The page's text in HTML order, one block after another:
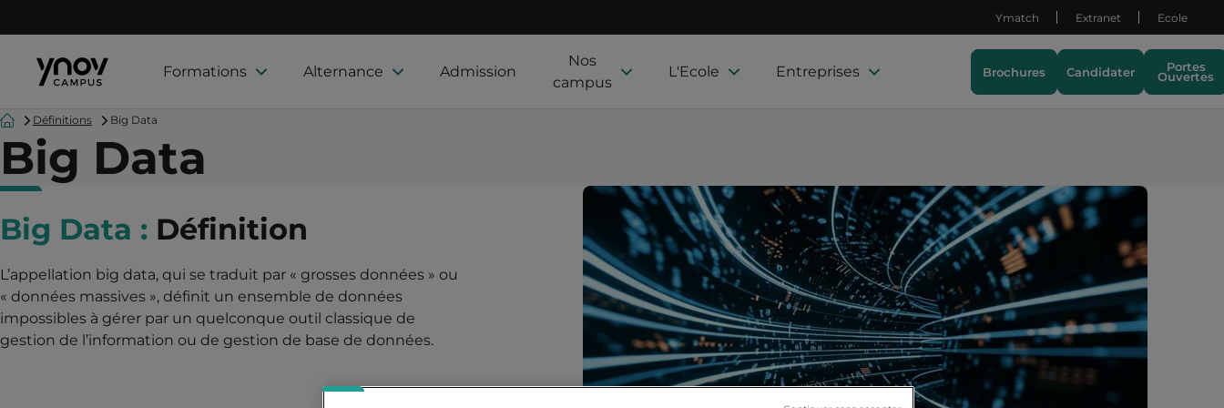
Formations Alternance Admission
Nos
campus
L'Ecole Entreprises
Ymatch Extranet Ecole
Brochures Candidater Portes
Ouvertes
AccueilDéfinitions Big Data
Big Data
Big Data : Définition
L’appellation big data, qui se traduit par « grosses données » ou
« données massives », définit un ensemble de données
impossibles à gérer par un quelconque outil classique de
gestion de l’information ou de gestion de base de données.